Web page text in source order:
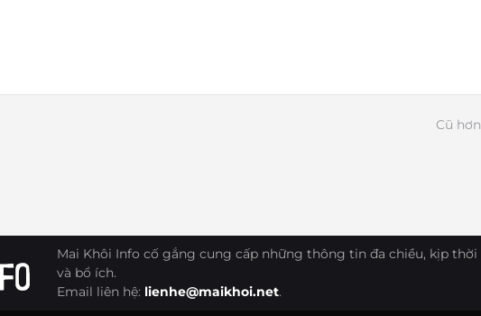
Cũ hơn
Mai Khôi Info cố gắng cung cấp những thông tin đa chiều, kịp thời
và bổ ích.
Email liên hệ: lienhe@maikhoi.net.